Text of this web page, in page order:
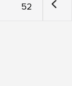
52